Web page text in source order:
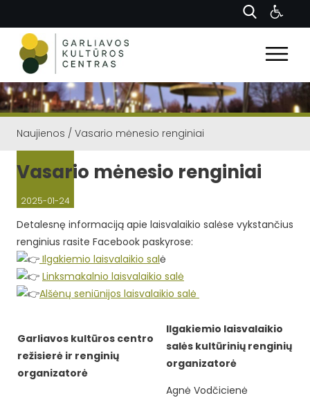
Naujienos / Vasario mėnesio renginiai
Vasario mėnesio renginiai
2025-01-24
Detalesnę informaciją apie laisvalaikio salėse vykstančius
renginius rasite Facebook paskyrose:
Ilgakiemio laisvalaikio salė
Linksmakalnio laisvalaikio salė
Alšėnų seniūnijos laisvalaikio salė
Garliavos kultūros centro
režisierė ir renginių
organizatorė
Ilgakiemio laisvalaikio
salės kultūrinių renginių
organizatorė
Agnė Vodčicienė